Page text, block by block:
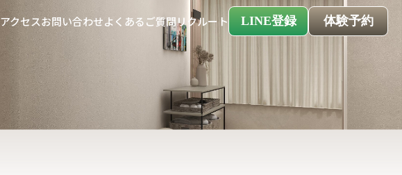
アクセスお問い合わせよくあるご質問リクルート LINE登録 体験予約